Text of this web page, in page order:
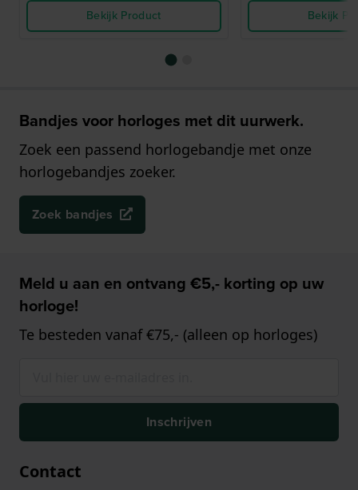
Bekijk Product
Bekijk
Bandjes voor horloges met dit uurwerk.
Zoek een passend horlogebandje met onze
horlogebandjes zoeker.
Zoek bandjes
Meld u aan en ontvang €5,- korting op uw
horloge!
Te besteden vanaf €75,- (alleen op horloges)
Inschrijven
Contact